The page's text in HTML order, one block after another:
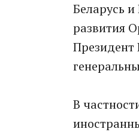
Беларусь
развития
Президент
В